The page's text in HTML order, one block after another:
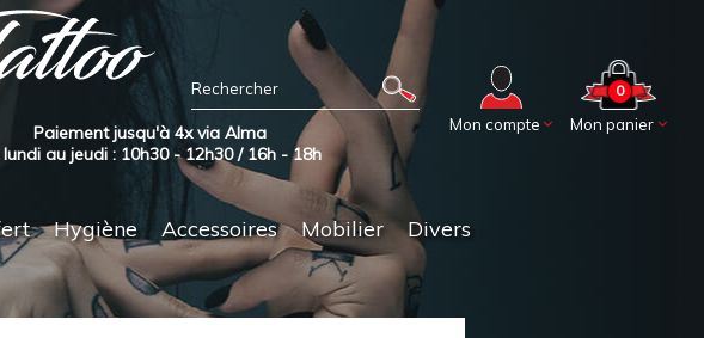
Mon panier
0
Mon compte
Paiement jusqu'à 4x via Alma
au jeudi : 10h30 - 12h30 / 16h - 18h
Hygiène Accessoires Mobilier Divers